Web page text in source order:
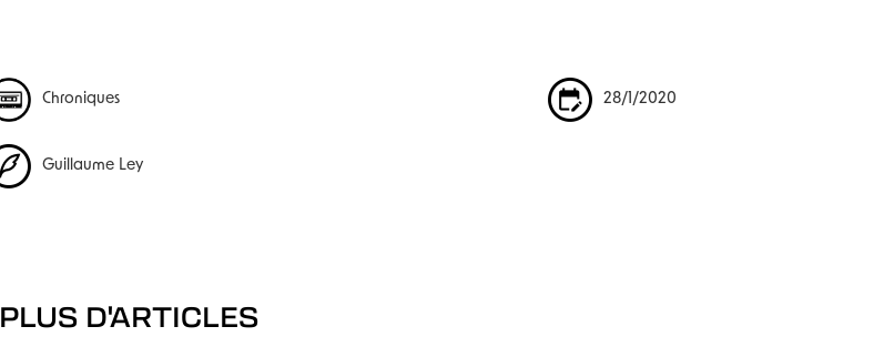
Chroniques
Guillaume Ley
28/1/2020
PLUS D'ARTICLES